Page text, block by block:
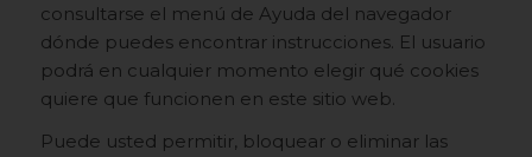
consultarse el menú de Ayuda del navegador
dónde puedes encontrar instrucciones. El usuario
podrá en cualquier momento elegir qué cookies
quiere que funcionen en este sitio web.
Puede usted permitir, bloquear o eliminar las